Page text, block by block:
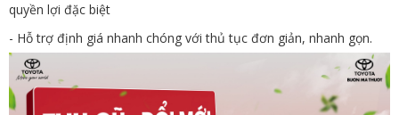
quyền lợi đặc biệt
- Hỗ trợ định giá nhanh chóng với thủ tục đơn giản, nhanh gọn.